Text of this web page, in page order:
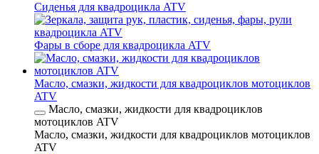
Сиденья для квадроцикла ATV
Фары в сборе для квадроцикла ATV
Масло, смазки, жидкости для квадроциклов мотоциклов
ATV
Масло, смазки, жидкости для квадроциклов
мотоциклов ATV
Масло, смазки, жидкости для квадроциклов мотоциклов
ATV